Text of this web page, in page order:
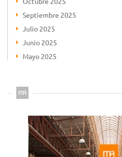
Septiembre 2025
Julio 2025
Junio 2025
Mayo 2025